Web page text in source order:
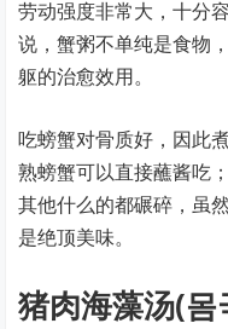
劳动强度非常大，十分
说，蟹粥不单纯是食物
躯的治愈效用。
吃螃蟹对骨质好，因此
熟螃蟹可以直接蘸酱吃
其他什么的都碾碎，虽
是绝顶美味。
猪肉海藻汤(몸